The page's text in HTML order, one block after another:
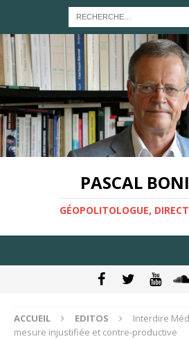
PASCAL
GÉOPOLITOLOGUE,
ACCUEIL EDITOS
Interdire
mesure injustifiée et contre-productive